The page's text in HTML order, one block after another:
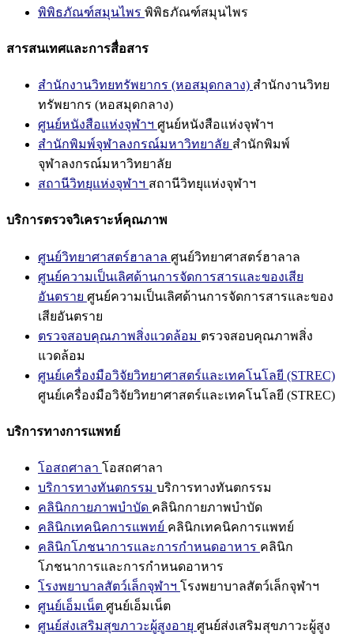
พิพิธภัณฑ์สมุนไพร พิพิธภัณฑ์สมุนไพร
สารสนเทศและการสื่อสาร
สำนักงานวิทยทรัพยากร (หอสมุดกลาง) สำนักงานวิทย
ทรัพยากร (หอสมุดกลาง)
ศูนย์หนังสือแห่งจุฬาฯ ศูนย์หนังสือแห่งจุฬาฯ
สำนักพิมพ์จุฬาลงกรณ์มหาวิทยาลัย สำนักพิมพ์
จุฬาลงกรณ์มหาวิทยาลัย
สถานีวิทยุแห่งจุฬาฯ สถานีวิทยุแห่งจุฬาฯ
บริการตรวจวิเคราะห์คุณภาพ
ศูนย์วิทยาศาสตร์ฮาลาล ศูนย์วิทยาศาสตร์ฮาลาล
ศูนย์ความเป็นเลิศด้านการจัดการสารและของเสีย
อันตราย ศูนย์ความเป็นเลิศด้านการจัดการสารและของ
เสียอันตราย
ตรวจสอบคุณภาพสิ่งแวดล้อม ตรวจสอบคุณภาพสิ่ง
แวดล้อม
ศูนย์เครื่องมือวิจัยวิทยาศาสตร์และเทคโนโลยี (STREC)
ศูนย์เครื่องมือวิจัยวิทยาศาสตร์และเทคโนโลยี (STREC)
บริการทางการแพทย์
โอสถศาลา โอสถศาลา
บริการทางทันตกรรม บริการทางทันตกรรม
คลินิกกายภาพบำบัด คลินิกกายภาพบำบัด
คลินิกเทคนิคการแพทย์ คลินิกเทคนิคการแพทย์
คลินิกโภชนาการและการกำหนดอาหาร คลินิก
โภชนาการและการกำหนดอาหาร
โรงพยาบาลสัตว์เล็กจุฬาฯ โรงพยาบาลสัตว์เล็กจุฬาฯ
ศูนย์เอ็มเน็ต ศูนย์เอ็มเน็ต
ศูนย์ส่งเสริมสุขภาวะผู้สูงอายุ ศูนย์ส่งเสริมสุขภาวะผู้สูง